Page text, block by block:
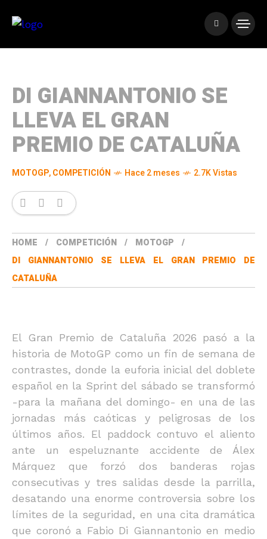
DI GIANNANTONIO SE
LLEVA EL GRAN
PREMIO DE CATALUÑA
MOTOGP,COMPETICIÓN Hace 2 meses 2.7K Vistas
HOME COMPETICIÓN
MOTOGP
DI GIANNANTONIO SE LLEVA EL GRAN PREMIO DE
CATALUÑA
El Gran Premio de Cataluña 2026 pasó a la
historia de MotoGP como un fin de semana de
contrastes, donde la euforia inicial del doblete
español en la Sprint del sábado se transformó
-para la mañana del domingo- en una de las
jornadas más caóticas y peligrosas de los
últimos años. El paddock contuvo el aliento
ante un espeluznante accidente de Álex
Márquez que forzó dos banderas rojas
consecutivas y tres salidas desde la parrilla,
desatando una enorme controversia sobre los
límites de la seguridad, en una cita dramática
que coronó a Fabio Di Giannantonio en medio